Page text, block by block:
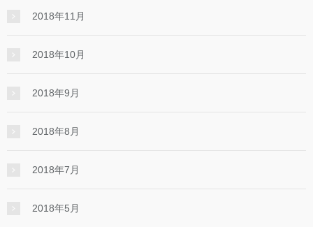
2018年11月
2018年10月
2018年9月
2018年8月
2018年7月
2018年5月